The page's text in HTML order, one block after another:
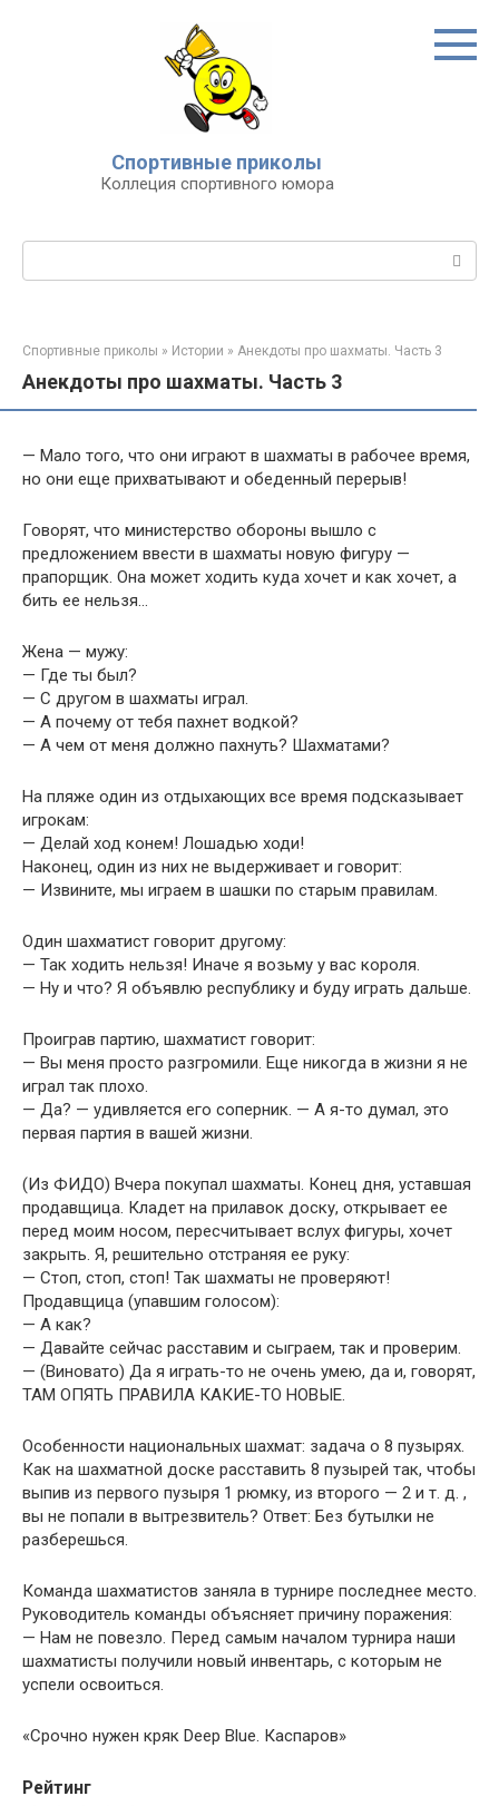
Спортивные приколы
Коллеция спортивного юмора
Спортивные приколы » Истории » Анекдоты про шахматы. Часть 3
Анекдоты про шахматы. Часть 3
— Мало того, что они играют в шахматы в рабочее время,
но они еще прихватывают и обеденный перерыв!
Говорят, что министерство обороны вышло с
предложением ввести в шахматы новую фигуру —
прапорщик. Она может ходить куда хочет и как хочет, а
бить ее нельзя…
Жена — мужу:
— Где ты был?
— С другом в шахматы играл.
— А почему от тебя пахнет водкой?
— А чем от меня должно пахнуть? Шахматами?
На пляже один из отдыхающих все время подсказывает
игрокам:
— Делай ход конем! Лошадью ходи!
Наконец, один из них не выдерживает и говорит:
— Извините, мы играем в шашки по старым правилам.
Один шахматист говорит другому:
— Так ходить нельзя! Иначе я возьму у вас короля.
— Ну и что? Я объявлю республику и буду играть дальше.
Проиграв партию, шахматист говорит:
— Вы меня просто разгромили. Еще никогда в жизни я не
играл так плохо.
— Да? — удивляется его соперник. — А я-то думал, это
первая партия в вашей жизни.
(Из ФИДО) Вчера покупал шахматы. Конец дня, уставшая
продавщица. Кладет на прилавок доску, открывает ее
перед моим носом, пересчитывает вслух фигуры, хочет
закрыть. Я, решительно отстраняя ее руку:
— Стоп, стоп, стоп! Так шахматы не проверяют!
Продавщица (упавшим голосом):
— А как?
— Давайте сейчас расставим и сыграем, так и проверим.
— (Виновато) Да я играть-то не очень умею, да и, говорят,
ТАМ ОПЯТЬ ПРАВИЛА КАКИЕ-ТО HОВЫЕ.
Особенности национальных шахмат: задача о 8 пузырях.
Как на шахматной доске расставить 8 пузырей так, чтобы
выпив из первого пузыря 1 рюмку, из второго — 2 и т. д. ,
вы не попали в вытрезвитель? Ответ: Без бутылки не
разберешься.
Команда шахматистов заняла в турнире последнее место.
Руководитель команды объясняет причину поражения:
— Нам не повезло. Перед самым началом турнира наши
шахматисты получили новый инвентарь, с которым не
успели освоиться.
«Срочно нужен кряк Deep Blue. Каспаров»
Рейтинг